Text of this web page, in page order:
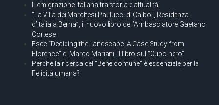
L’emigrazione italiana tra storia e attualità
“La Villa dei Marchesi Paulucci di Calboli, Residenza
d’Italia a Berna”, il nuovo libro dell’Ambasciatore Gaetano
Cortese
Esce “Deciding the Landscape. A Case Study from
Florence” di Marco Mariani, il libro sul “Cubo nero”
Perché la ricerca del “Bene comune” è essenziale per la
Felicità umana?